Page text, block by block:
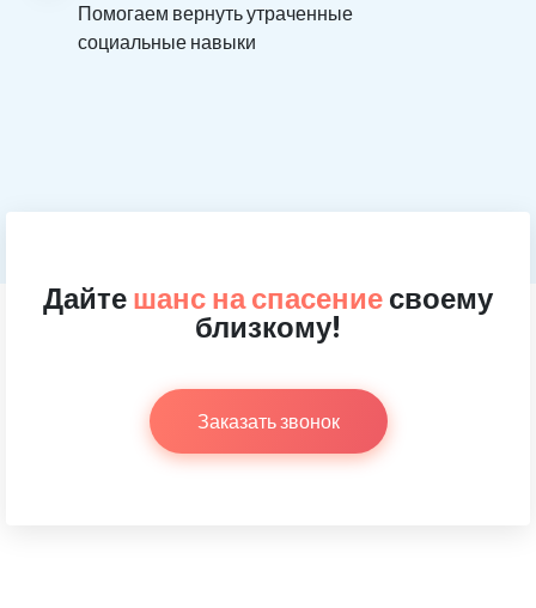
Помогаем вернуть утраченные
социальные навыки
Дайте шанс на спасение своему
близкому!
Заказать звонок